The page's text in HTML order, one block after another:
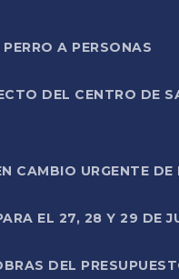
A PERSONAS
DEL CENTRO DE
CAMBIO URGENTE
EL 27, 28 Y 29 DE
DEL